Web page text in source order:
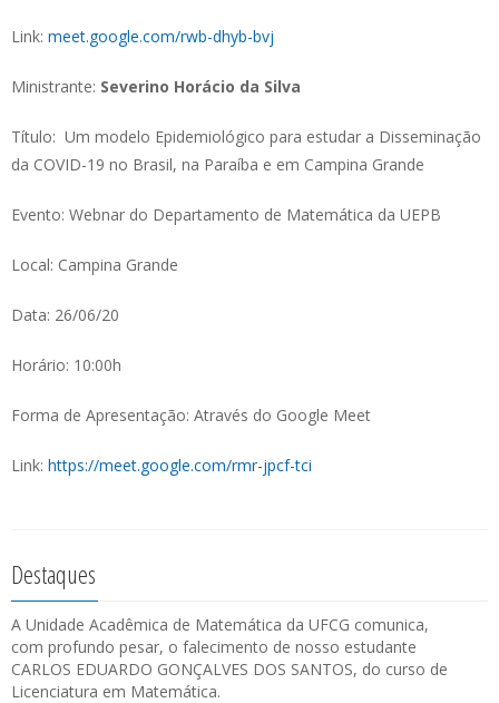
Link: meet.google.com/rwb-dhyb-bvj
Ministrante: Severino Horácio da Silva
Título: Um modelo Epidemiológico para estudar a Disseminação
da COVID-19 no Brasil, na Paraíba e em Campina Grande
Evento: Webnar do Departamento de Matemática da UEPB
Local: Campina Grande
Data: 26/06/20
Horário: 10:00h
Forma de Apresentação: Através do Google Meet
Link: https://meet.google.com/rmr-jpcf-tci
Destaques
A Unidade Acadêmica de Matemática da UFCG comunica,
com profundo pesar, o falecimento de nosso estudante
CARLOS EDUARDO GONÇALVES DOS SANTOS, do curso de
Licenciatura em Matemática.